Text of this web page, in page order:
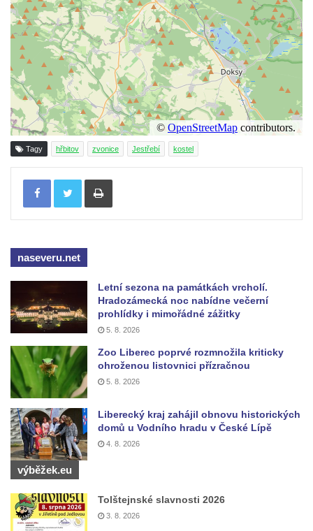
Tagy hřbitov zvonice Jestřebí kostel
Tisknout
naseveru.net
Letní sezona na památkách vrcholí.
Hradozámecká noc nabídne večerní
prohlídky i mimořádné zážitky
5. 8. 2026
Zoo Liberec poprvé rozmnožila kriticky
ohroženou listovnici přízračnou
5. 8. 2026
Liberecký kraj zahájil obnovu historických
domů u Vodního hradu v České Lípě
4. 8. 2026
výběžek.eu
Tolštejnské slavnosti 2026
3. 8. 2026